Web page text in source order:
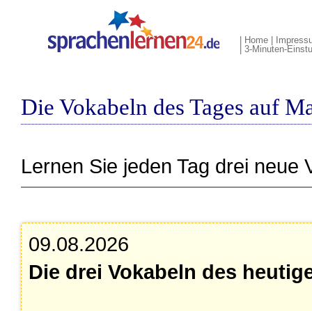
Home
3-Minuten-
Die Vokabeln des Tages auf
Lernen Sie jeden Tag drei neue
09.08.2026
Die drei Vokabeln des